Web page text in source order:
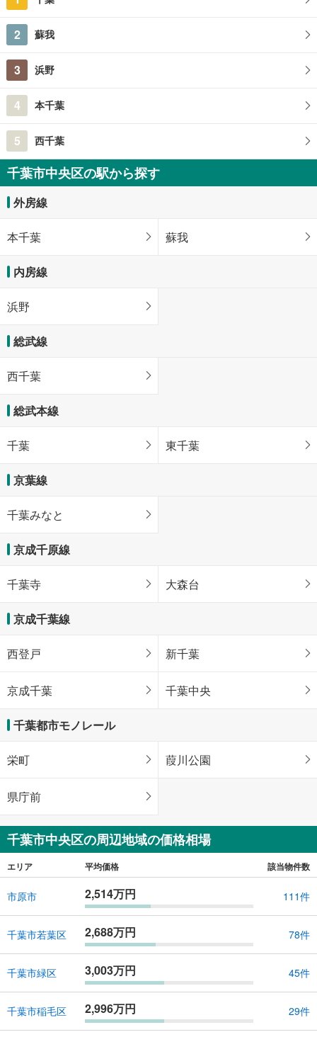
2 蘇我
3 浜野
4 本千葉
5 西千葉
千葉市中央区の駅から探す
外房線
本千葉 蘇我
内房線
浜野
総武線
西千葉
総武本線
千葉 東千葉
京葉線
千葉みなと
京成千原線
千葉寺 大森台
京成千葉線
西登戸 新千葉
京成千葉 千葉中央
千葉都市モノレール
栄町 葭川公園
県庁前
千葉市中央区の周辺地域の価格相場
エリア 平均価格 該当物件数
市原市 2,514万円 111件
千葉市若葉区 2,688万円 78件
千葉市緑区 3,003万円 45件
千葉市稲毛区 2,996万円 29件